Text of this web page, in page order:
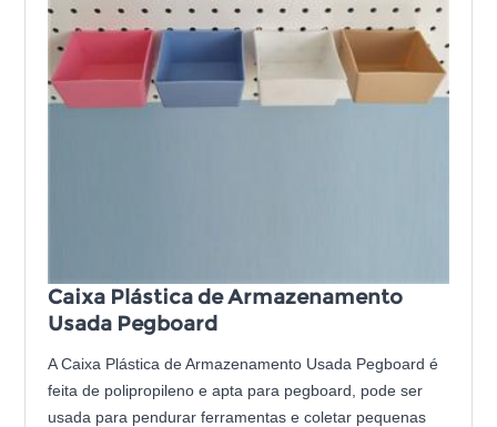
Caixa Plástica de Armazenamento
Usada Pegboard
A Caixa Plástica de Armazenamento Usada Pegboard é
feita de polipropileno e apta para pegboard, pode ser
usada para pendurar ferramentas e coletar pequenas